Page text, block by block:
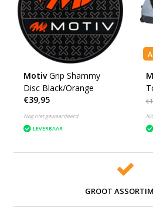
Motiv Grip Shammy
Disc Black/Orange
€39,95
Nog niet gewaardeerd
LEVERBAAR
GROOT